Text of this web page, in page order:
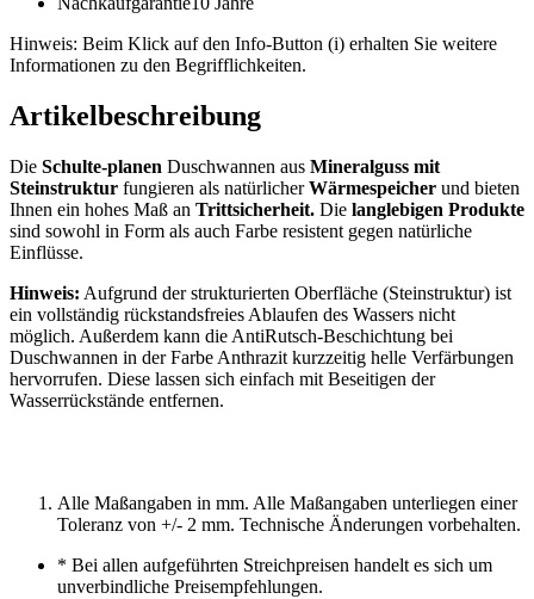
Hinweis: Beim Klick auf den Info-Button (i) erhalten Sie weitere
Informationen zu den Begrifflichkeiten.
Artikelbeschreibung
Die Schulte-planen Duschwannen aus Mineralguss mit
Steinstruktur fungieren als natürlicherWärmespeicher und bieten
Ihnen ein hohes Maß an Trittsicherheit. Die langlebigen Produkte
sind sowohl in Form als auch Farbe resistent gegen natürliche
Einflüsse.
Hinweis: Aufgrund der strukturierten Oberfläche (Steinstruktur) ist
ein vollständig rückstandsfreies Ablaufen des Wassers nicht
möglich. Außerdem kann die AntiRutsch-Beschichtung bei
Duschwannen in der Farbe Anthrazit kurzzeitig helle Verfärbungen
hervorrufen. Diese lassen sich einfach mit Beseitigen der
Wasserrückstände entfernen.
Alle Maßangaben in mm. Alle Maßangaben unterliegen einer
Toleranz von +/- 2 mm. Technische Änderungen vorbehalten.
* Bei allen aufgeführten Streichpreisen handelt es sich um
unverbindliche Preisempfehlungen.